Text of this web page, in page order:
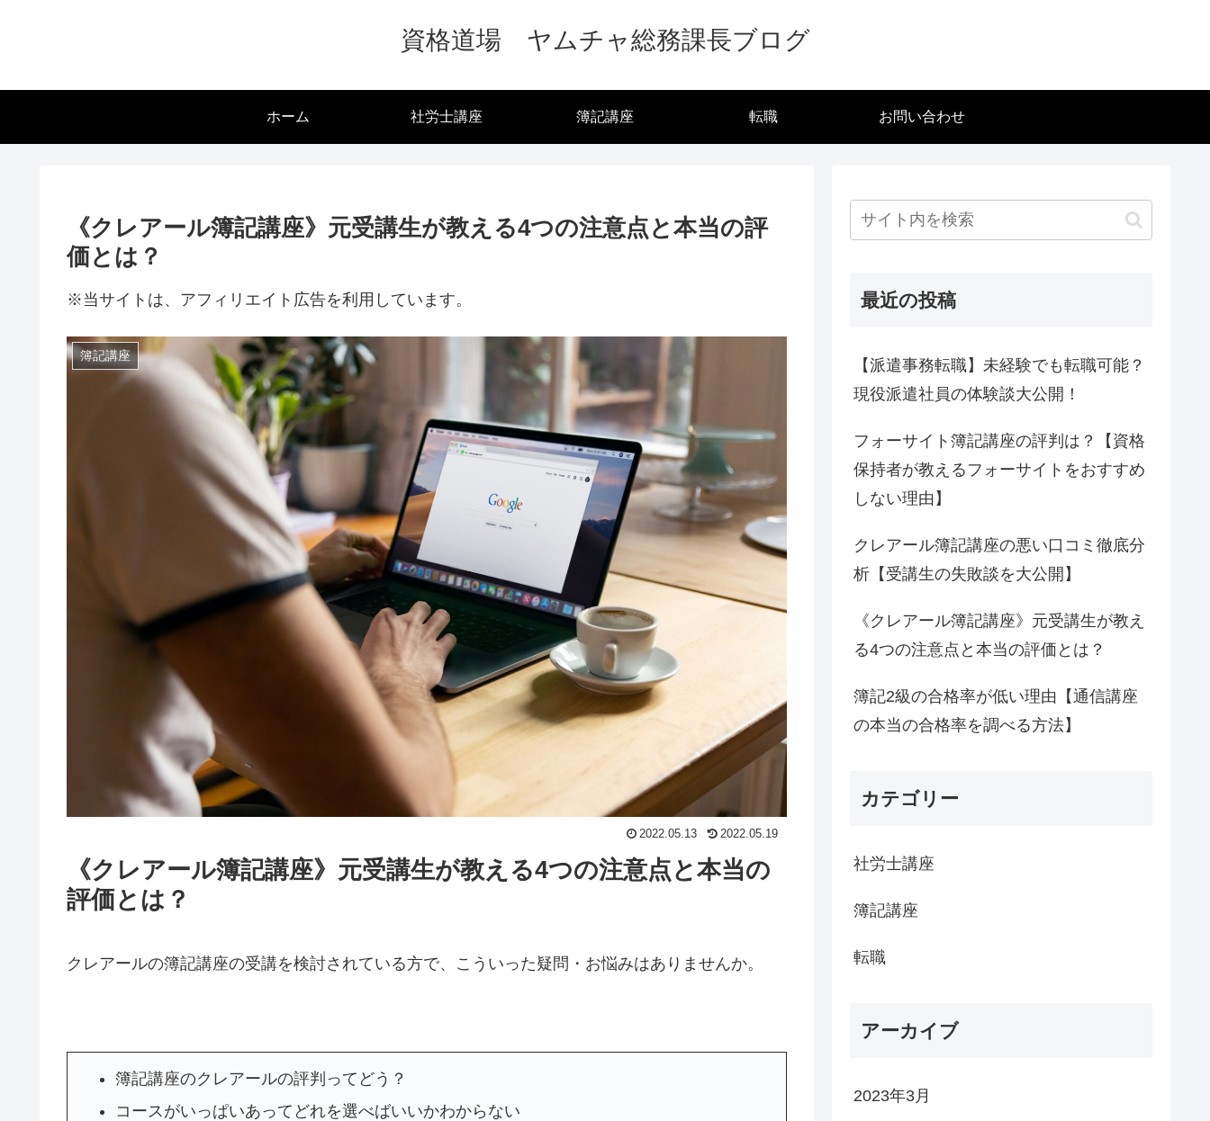
資格道場 ヤムチャ総務課長ブログ
ホーム 社労士講座 簿記講座 転職 お問い合わせ
《クレアール簿記講座》元受講生が教える4つの注意点と本当の評
価とは？
※当サイトは、アフィリエイト広告を利用しています。
簿記講座
2022.05.13 2022.05.19
《クレアール簿記講座》元受講生が教える4つの注意点と本当の
評価とは？
クレアールの簿記講座の受講を検討されている方で、こういった疑問・お悩みはありませんか。
簿記講座のクレアールの評判ってどう？
コースがいっぱいあってどれを選べばいいかわからない
最近の投稿
【派遣事務転職】未経験でも転職可能？
現役派遣社員の体験談大公開！
フォーサイト簿記講座の評判は？【資格
保持者が教えるフォーサイトをおすすめ
しない理由】
クレアール簿記講座の悪い口コミ徹底分
析【受講生の失敗談を大公開】
《クレアール簿記講座》元受講生が教え
る4つの注意点と本当の評価とは？
簿記2級の合格率が低い理由【通信講座
の本当の合格率を調べる方法】
カテゴリー
社労士講座
簿記講座
転職
アーカイブ
2023年3月